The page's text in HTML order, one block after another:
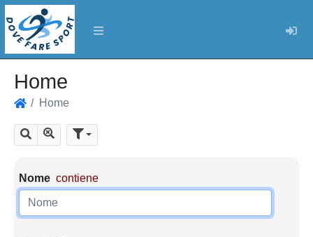
Home
Home
Cerca Mostra tutti i risultati
Parametri di ricerca
Nome contiene